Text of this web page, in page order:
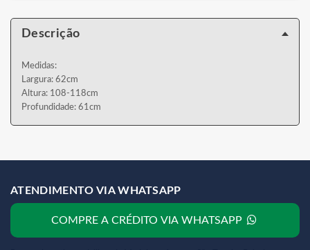
Descrição
Medidas:
Largura: 62cm
Altura: 108-118cm
Profundidade: 61cm
ATENDIMENTO VIA WHATSAPP
COMPRE A CRÉDITO VIA WHATSAPP